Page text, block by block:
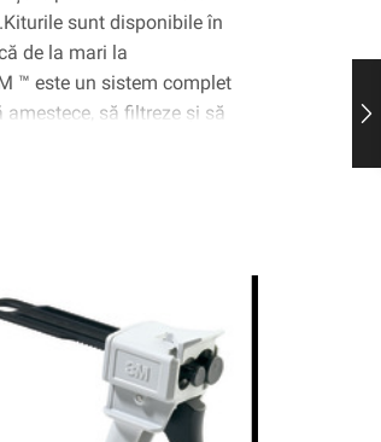
sunt disponibile în
de la mari la
™ este un sistem complet
să filtreze și să